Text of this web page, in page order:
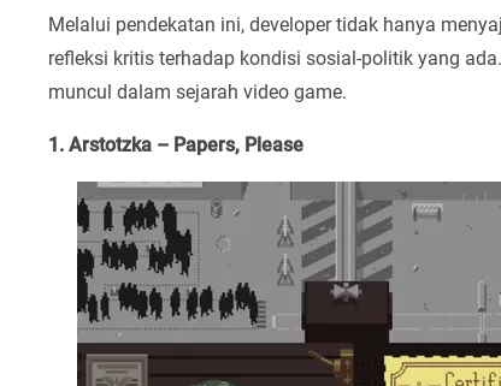
Melalui pendekatan ini, developer tidak hanya
refleksi kritis terhadap kondisi sosial-politik yang
muncul dalam sejarah video game.
1. Arstotzka – Papers, Please